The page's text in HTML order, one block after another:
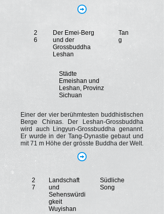
2
6
Der Emei-Berg
und der
Grossbuddha
Leshan
Tan
g
Städte
Emeishan und
Leshan, Provinz
Sichuan
Einer der vier berühmtesten buddhistischen
Berge Chinas. Der Leshan-Grossbuddha
wird auch Lingyun-Grossbuddha genannt.
Er wurde in der Tang-Dynastie gebaut und
mit 71 m Höhe der grösste Buddha der Welt.
2
7
Landschaft
und
Sehenswürdi
gkeit
Wuyishan
Südliche
Song